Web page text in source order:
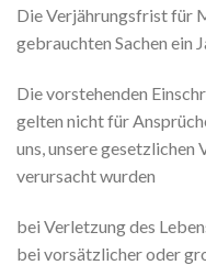
Die Verjährungsfrist für
gebrauchten Sachen ein
Die vorstehenden
gelten nicht für
uns, unsere
verursacht wurden
bei Verletzung des
bei vorsätzlicher oder